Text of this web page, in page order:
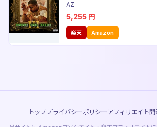
AZ
5,255 円
楽天 Amazon
トッププライバシーポリシー アフィリエイト開